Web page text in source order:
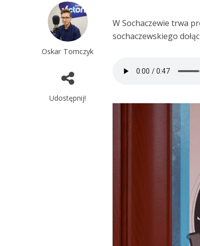
Oskar Tomczyk
Udostępnij!
W Sochaczewie trwa
sochaczewskiego